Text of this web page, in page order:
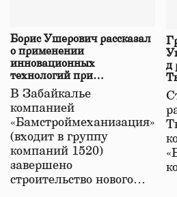
Борис Ушерович рассказал
о применении
инновационных
технологий при
строительстве нового моста
в Забайкалье
В Забайкалье
компанией
«Бамстроймеханизация»
(входит в группу
компаний 1520)
завершено
строительство нового…
д